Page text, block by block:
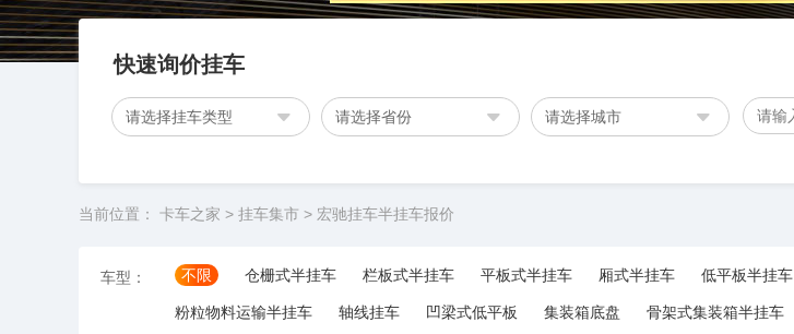
快速询价挂车
请选择挂车类型 请选择省份 请选择城市
当前位置： 卡车之家 > 挂车集市 > 宏驰挂车半挂车报价
车型： 不限 仓栅式半挂车 栏板式半挂车 平板式半挂车 厢式半挂车 低平板半挂车
粉粒物料运输半挂车 轴线挂车 凹梁式低平板 集装箱底盘 骨架式集装箱半挂车